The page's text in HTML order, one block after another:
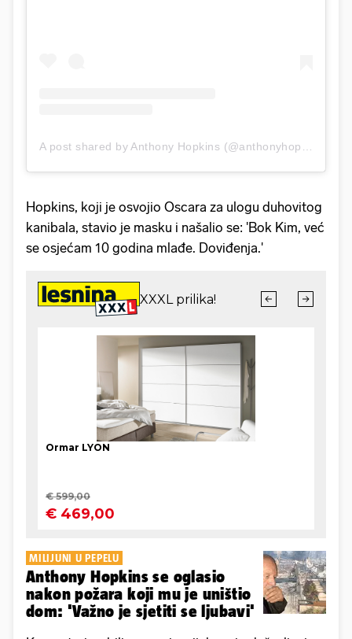
A post shared by Anthony Hopkins (@anthonyhopkins)
Hopkins, koji je osvojio Oscara za ulogu duhovitog
kanibala, stavio je masku i našalio se: 'Bok Kim, već
se osjećam 10 godina mlađe. Doviđenja.'
MILIJUNI U PEPELU
Anthony Hopkins se oglasio
nakon požara koji mu je uništio
dom: 'Važno je sjetiti se ljubavi'